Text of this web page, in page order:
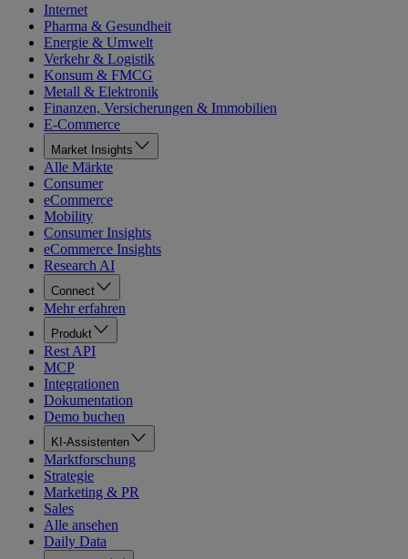
Internet
Pharma & Gesundheit
Energie & Umwelt
Verkehr & Logistik
Konsum & FMCG
Metall & Elektronik
Finanzen, Versicherungen & Immobilien
E-Commerce
Market Insights
Alle Märkte
Consumer
eCommerce
Mobility
Consumer Insights
eCommerce Insights
Research AI
Connect
Mehr erfahren
Produkt
Rest API
MCP
Integrationen
Dokumentation
Demo buchen
KI-Assistenten
Marktforschung
Strategie
Marketing & PR
Sales
Alle ansehen
Daily Data